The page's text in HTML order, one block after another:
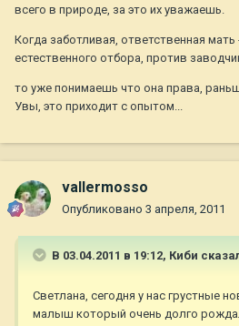
всего в природе, за это их уважаешь.
Когда заботливая, ответственная мать
естественного отбора, против
то уже понимаешь что она права,
Увы, это приходит с опытом...
vallermosso
Опубликовано 3 апреля, 2011
В 03.04.2011 в 19:12, Киби
Светлана, сегодня у нас грустные
малыш который очень долго